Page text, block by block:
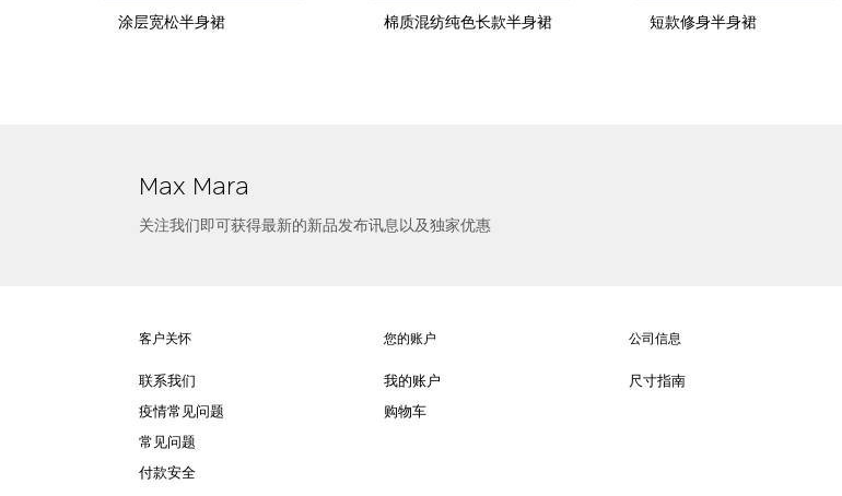
涂层宽松半身裙 棉质混纺纯色长款半身裙 短款修身半身裙
Max Mara
关注我们即可获得最新的新品发布讯息以及独家优惠
客户关怀
联系我们
疫情常见问题
常见问题
付款安全
您的账户
我的账户
购物车
公司信息
尺寸指南